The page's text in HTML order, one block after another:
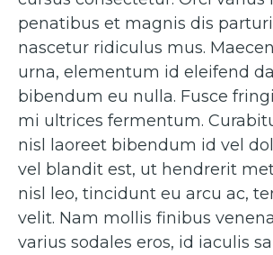
penatibus et magnis dis
nascetur ridiculus mus.
urna, elementum id eleifend
bibendum eu nulla. Fusce
mi ultrices fermentum.
nisl laoreet bibendum id vel
vel blandit est, ut hendrerit
nisl leo, tincidunt eu arcu ac,
velit. Nam mollis finibus
varius sodales eros, id iaculis